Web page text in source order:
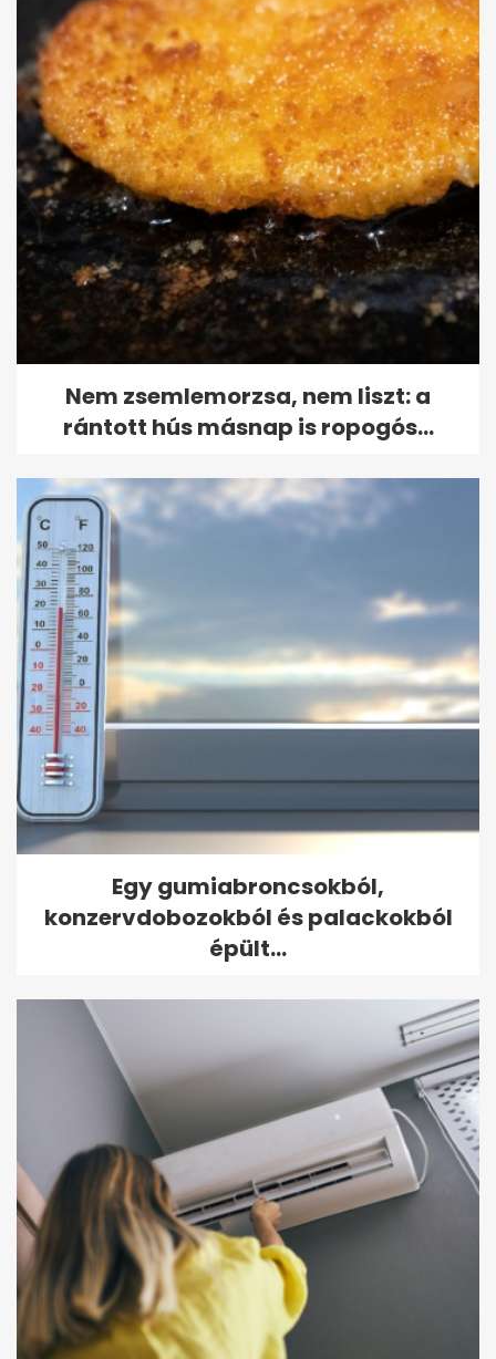
Nem zsemlemorzsa, nem liszt: a
rántott hús másnap is ropogós...
Egy gumiabroncsokból,
konzervdobozokból és palackokból
épült...